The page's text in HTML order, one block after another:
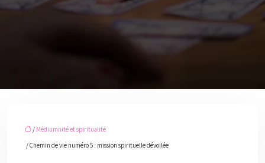
/ Médiumnité et spiritualité
/ Chemin de vie numéro 5 : mission spirituelle dévoilée